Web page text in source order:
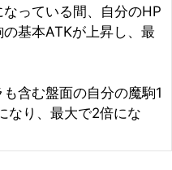
っている間、自分のHP
基本ATKが上昇し、最
含む盤面の自分の魔駒1
なり、最大で2倍にな